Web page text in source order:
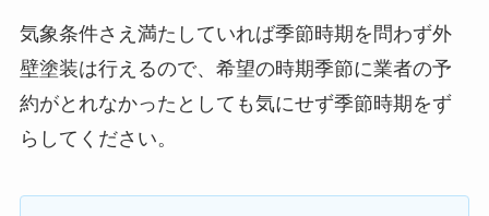
気象条件さえ満たしていれば季節時期を問わず外
壁塗装は行えるので、希望の時期季節に業者の予
約がとれなかったとしても気にせず季節時期をず
らしてください。